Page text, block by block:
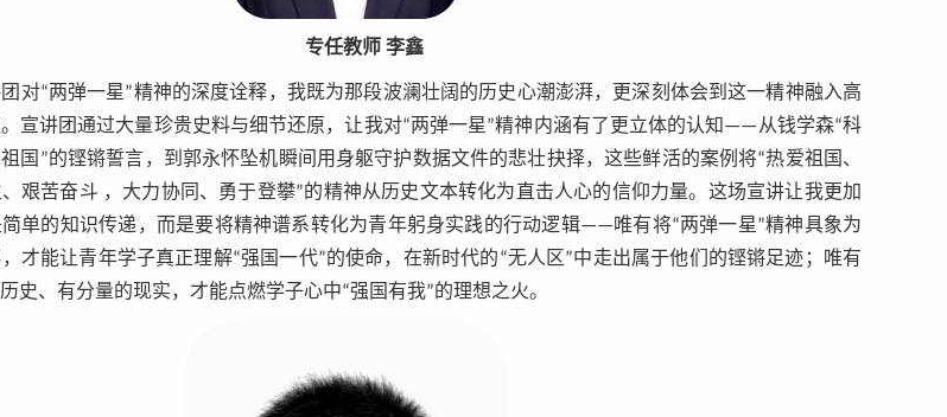
专任教师 李鑫
对“两弹一星”精神的深度诠释，我既为那段波澜壮阔的历史心潮澎湃，更深刻体会到这一精神融入高
宣讲团通过大量珍贵史料与细节还原，让我对“两弹一星”精神内涵有了更立体的认知——从钱学森“科
国”的铿锵誓言，到郭永怀坠机瞬间用身躯守护数据文件的悲壮抉择，这些鲜活的案例将“热爱祖国、
艰苦奋斗 ，大力协同、勇于登攀”的精神从历史文本转化为直击人心的信仰力量。这场宣讲让我更加
单的知识传递，而是要将精神谱系转化为青年躬身实践的行动逻辑——唯有将“两弹一星”精神具象为
才能让青年学子真正理解“强国一代”的使命，在新时代的“无人区”中走出属于他们的铿锵足迹；唯有
史、有分量的现实，才能点燃学子心中“强国有我”的理想之火。